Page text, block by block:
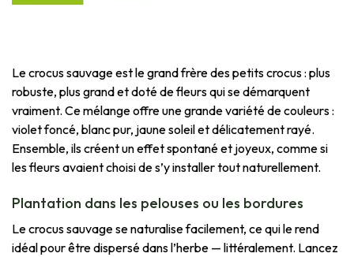
Le crocus sauvage est le grand frère des petits crocus : plus
robuste, plus grand et doté de fleurs qui se démarquent
vraiment. Ce mélange offre une grande variété de couleurs :
violet foncé, blanc pur, jaune soleil et délicatement rayé.
Ensemble, ils créent un effet spontané et joyeux, comme si
les fleurs avaient choisi de s’y installer tout naturellement.
Plantation dans les pelouses ou les bordures
Le crocus sauvage se naturalise facilement, ce qui le rend
idéal pour être dispersé dans l’herbe — littéralement. Lancez